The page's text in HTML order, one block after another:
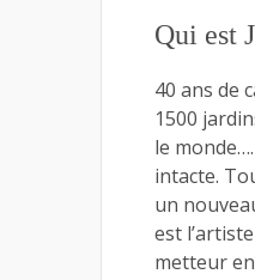
Qui est
40 ans de
1500
le
intacte.
un
est
metteur